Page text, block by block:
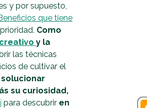
y por supuesto,
que tiene
Como
y la
las técnicas
de cultivar el
su curiosidad,
para descubrir en